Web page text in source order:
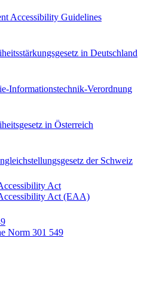
Accessibility Guidelines
in Deutschland
Informationstechnik-Verordnung
in Österreich
der Schweiz
Act
Act (EAA)
Norm 301 549